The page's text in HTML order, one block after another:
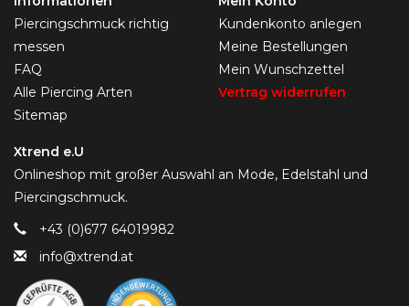
Piercingschmuck richtig
messen
FAQ
Alle Piercing Arten
Sitemap
Kundenkonto anlegen
Meine Bestellungen
Mein Wunschzettel
Vertrag widerrufen
Xtrend e.U
Onlineshop mit großer Auswahl an Mode, Edelstahl und
Piercingschmuck.
+43 (0)677 64019982
info@xtrend.at